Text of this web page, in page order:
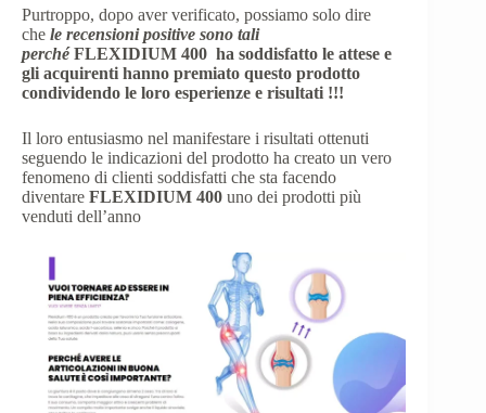
Purtroppo, dopo aver verificato, possiamo solo dire
che le recensioni positive sono tali
perchéFLEXIDIUM 400 ha soddisfatto le attese e
gli acquirenti hanno premiato questo prodotto
condividendo le loro esperienze e risultati !!!
Il loro entusiasmo nel manifestare i risultati ottenuti
seguendo le indicazioni del prodotto ha creato un vero
fenomeno di clienti soddisfatti che sta facendo
diventare FLEXIDIUM 400 uno dei prodotti più
venduti dell’anno